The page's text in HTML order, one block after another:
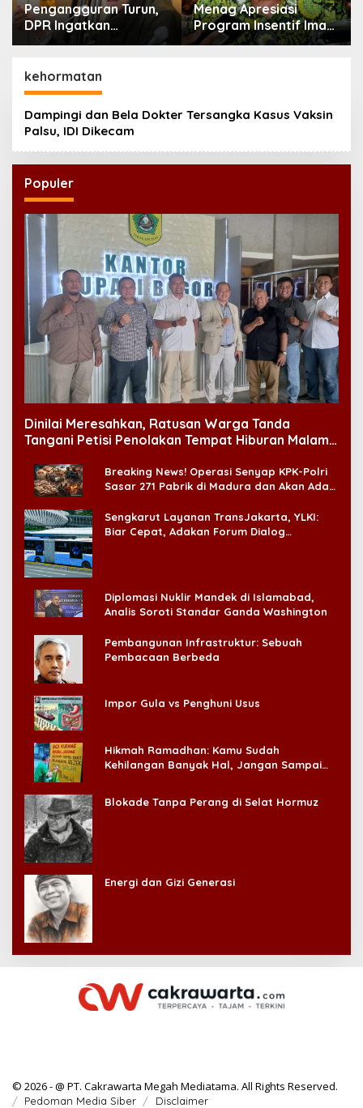
Pengangguran Turun,
DPR Ingatkan
Pentingnya
Pekerjaan yang Layak
Menag Apresiasi
Program Insentif Imam
Masjid di Jatim, DMI
kehormatan
Dampingi dan Bela Dokter Tersangka Kasus Vaksin
Palsu, IDI Dikecam
Populer
Dinilai Meresahkan, Ratusan Warga Tanda
Tangani Petisi Penolakan Tempat Hiburan Malam
Breaking News! Operasi Senyap KPK-Polri
Sasar 271 Pabrik di Madura dan Akan Ada
Sengkarut Layanan TransJakarta, YLKI:
Biar Cepat, Adakan Forum Dialog
Diplomasi Nuklir Mandek di Islamabad,
Analis Soroti Standar Ganda Washington
Pembangunan Infrastruktur: Sebuah
Pembacaan Berbeda
Impor Gula vs Penghuni Usus
Hikmah Ramadhan: Kamu Sudah
Kehilangan Banyak Hal, Jangan Sampai
Blokade Tanpa Perang di Selat Hormuz
Energi dan Gizi Generasi
© 2026 - @ PT. Cakrawarta Megah Mediatama. All Rights Reserved.
Pedoman Media Siber Disclaimer